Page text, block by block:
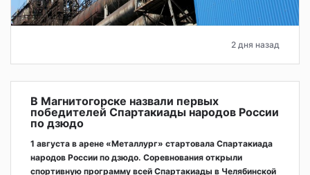
2 дня назад
В Магнитогорске назвали первых
победителей Спартакиады народов России
по дзюдо
1 августа в арене «Металлург» стартовала Спартакиада
народов России по дзюдо. Соревнования открыли
спортивную программу всей Спартакиады в Челябинской